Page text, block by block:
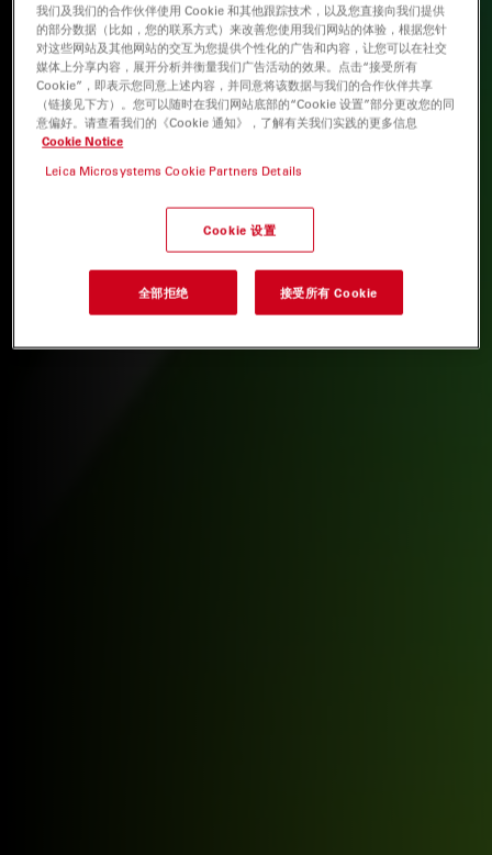
我们及我们的合作伙伴使用 Cookie 和其他跟踪技术，以及您直接向我们提供
的部分数据（比如，您的联系方式）来改善您使用我们网站的体验，根据您针
对这些网站及其他网站的交互为您提供个性化的广告和内容，让您可以在社交
媒体上分享内容，展开分析并衡量我们广告活动的效果。点击“接受所有
Cookie”，即表示您同意上述内容，并同意将该数据与我们的合作伙伴共享
（链接见下方）。您可以随时在我们网站底部的“Cookie 设置”部分更改您的同
意偏好。请查看我们的《Cookie 通知》，了解有关我们实践的更多信息
Cookie Notice
Leica Microsystems Cookie Partners Details
Cookie 设置
全部拒绝 接受所有 Cookie